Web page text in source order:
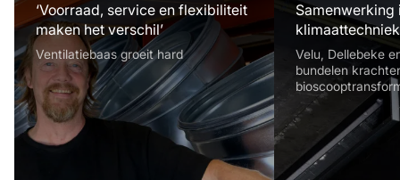
‘Voorraad, service en flexibiliteit
maken het verschil’
Ventilatiebaas groeit hard
Samenwerking
klimaattechniek
Velu, Dellebeke
bundelen